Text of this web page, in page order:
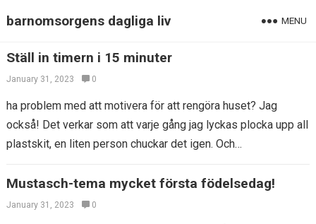
barnomsorgens dagliga liv MENU
Ställ in timern i 15 minuter
January 31, 2023 0
ha problem med att motivera för att rengöra huset? Jag
också! Det verkar som att varje gång jag lyckas plocka upp all
plastskit, en liten person chuckar det igen. Och…
Mustasch-tema mycket första födelsedag!
January 31, 2023 0